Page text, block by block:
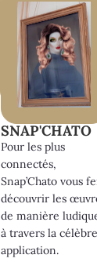
SNAP'CHATO
Pour les plus
connectés,
Snap’Chato vous
découvrir les
de manière
à travers la célèbre
application.